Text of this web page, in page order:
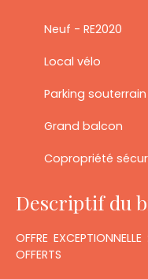
Neuf - RE2020
Local vélo
Parking
Grand balcon
Copropriété
Descriptif du
OFFRE
OFFERTS